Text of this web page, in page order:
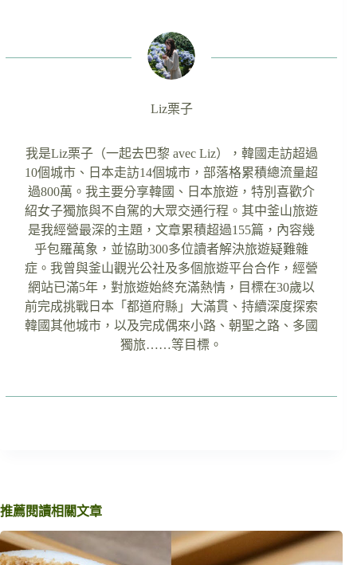
Liz栗子
我是Liz栗子（一起去巴黎 avec Liz），韓國走訪超過
10個城市、日本走訪14個城市，部落格累積總流量超
過800萬。我主要分享韓國、日本旅遊，特別喜歡介
紹女子獨旅與不自駕的大眾交通行程。其中釜山旅遊
是我經營最深的主題，文章累積超過155篇，內容幾
乎包羅萬象，並協助300多位讀者解決旅遊疑難雜
症。我曾與釜山觀光公社及多個旅遊平台合作，經營
網站已滿5年，對旅遊始終充滿熱情，目標在30歲以
前完成挑戰日本「都道府縣」大滿貫、持續深度探索
韓國其他城市，以及完成偶來小路、朝聖之路、多國
獨旅……等目標。
推薦閱讀相關文章